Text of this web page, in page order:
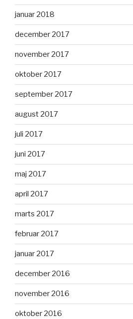
januar 2018
december 2017
november 2017
oktober 2017
september 2017
august 2017
juli 2017
juni 2017
maj 2017
april 2017
marts 2017
februar 2017
januar 2017
december 2016
november 2016
oktober 2016